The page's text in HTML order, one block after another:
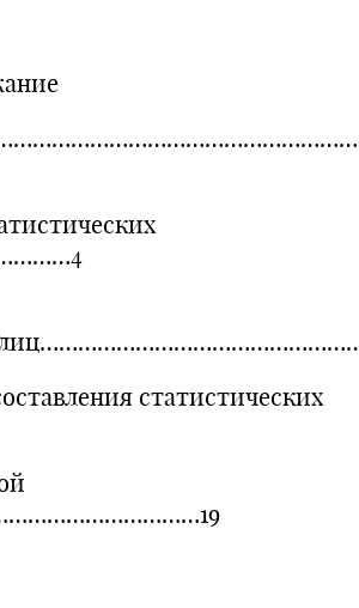
статистических